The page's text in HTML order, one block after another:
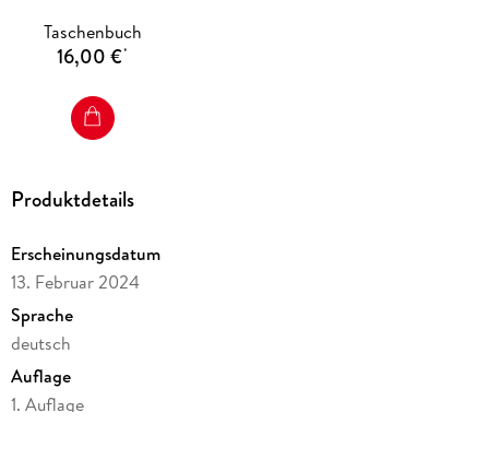
Taschenbuch
16,00 €*
Produktdetails
Erscheinungsdatum
13. Februar 2024
Sprache
deutsch
Auflage
1. Auflage